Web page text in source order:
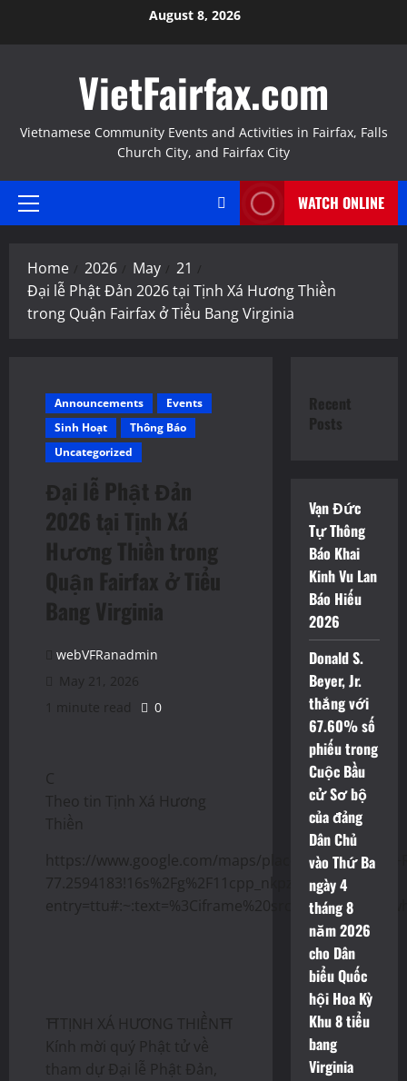
August 8, 2026
VietFairfax.com
Vietnamese Community Events and Activities in Fairfax, Falls
Church City, and Fairfax City
Primary
WATCH ONLINE
Home 2026 May
21
Đại lễ Phật Đản 2026 tại Tịnh Xá Hương Thiền
trong Quận Fairfax ở Tiểu Bang Virginia
Announcements
Events
Sinh Hoạt
Thông Báo
Uncategorized
Đại lễ Phật Đản
2026 tại Tịnh Xá
Hương Thiền trong
Quận Fairfax ở Tiểu
Bang Virginia
webVFRanadmin
May 21, 2026
1 minute read
0
C
Theo tin Tịnh Xá Hương
Thiền
https://www.google.com/maps/place/
77.2594183!16s%2Fg%2F11cpp_nkpz?
⛩️TỊNH XÁ HƯƠNG THIỀN⛩️
Kính mời quý Phật tử về
tham dự Đại lễ Phật Đản,
Recent
Posts
Vạn Đức
Tự Thông
Báo Khai
Kinh Vu Lan
Báo Hiếu
2026
Donald S.
Beyer, Jr.
thắng với
67.60% số
phiếu trong
Cuộc Bầu
cử Sơ bộ
của đảng
Dân Chủ
vào Thứ Ba
ngày 4
tháng 8
năm 2026
cho Dân
biểu Quốc
hội Hoa Kỳ
Khu 8 tiểu
bang
Virginia